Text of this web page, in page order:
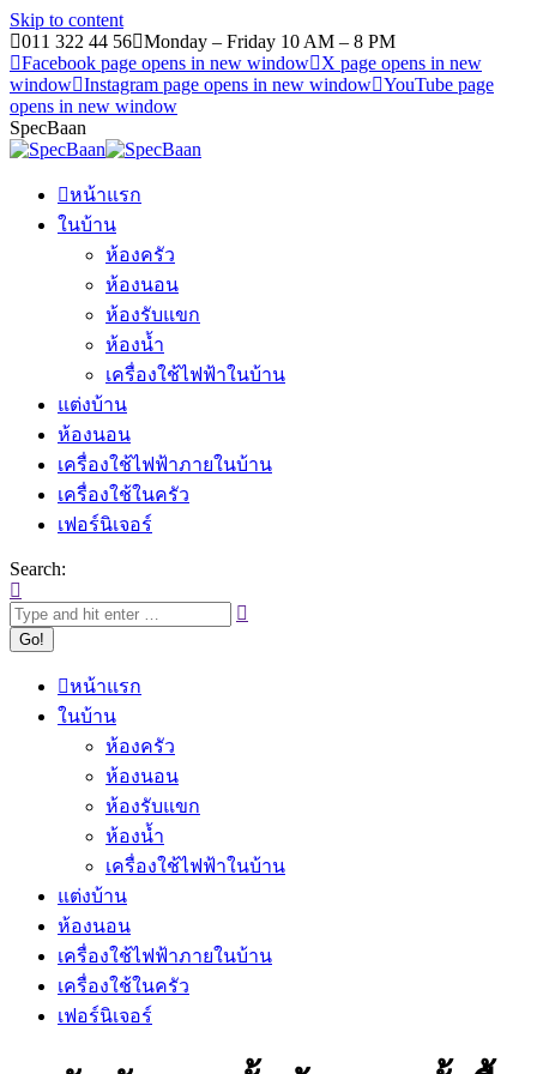
Skip to content
011 322 44 56 Monday – Friday 10 AM – 8 PM
Facebook page opens in new window
X page opens in new
window Instagram page opens in new window YouTube page
opens in new window
SpecBaan
หน้าแรก
ในบ้าน
ห้องครัว
ห้องนอน
ห้องรับแขก
ห้องน้ำ
เครื่องใช้ไฟฟ้าในบ้าน
แต่งบ้าน
ห้องนอน
เครื่องใช้ไฟฟ้าภายในบ้าน
เครื่องใช้ในครัว
เฟอร์นิเจอร์
Search:
หน้าแรก
ในบ้าน
ห้องครัว
ห้องนอน
ห้องรับแขก
ห้องน้ำ
เครื่องใช้ไฟฟ้าในบ้าน
แต่งบ้าน
ห้องนอน
เครื่องใช้ไฟฟ้าภายในบ้าน
เครื่องใช้ในครัว
เฟอร์นิเจอร์